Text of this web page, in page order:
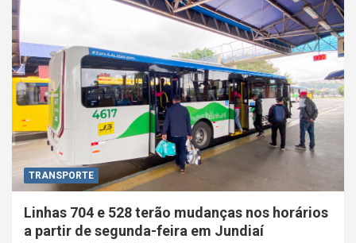
TRANSPORTE
Linhas 704 e 528 terão mudanças nos horários
a partir de segunda-feira em Jundiaí